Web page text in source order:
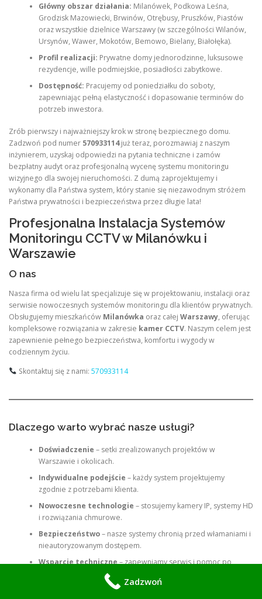
Główny obszar działania: Milanówek, Podkowa Leśna,
Grodzisk Mazowiecki, Brwinów, Otrębusy, Pruszków, Piastów
oraz wszystkie dzielnice Warszawy (w szczególności Wilanów,
Ursynów, Wawer, Mokotów, Bemowo, Bielany, Białołęka).
Profil realizacji: Prywatne domy jednorodzinne, luksusowe
rezydencje, wille podmiejskie, posiadłości zabytkowe.
Dostępność: Pracujemy od poniedziałku do soboty,
zapewniając pełną elastyczność i dopasowanie terminów do
potrzeb inwestora.
Zrób pierwszy i najważniejszy krok w stronę bezpiecznego domu.
Zadzwoń pod numer 570933114już teraz, porozmawiaj z naszym
inżynierem, uzyskaj odpowiedzi na pytania techniczne i zamów
bezpłatny audyt oraz profesjonalną wycenę systemu monitoringu
wizyjnego dla swojej nieruchomości. Z dumą zaprojektujemy i
wykonamy dla Państwa system, który stanie się niezawodnym stróżem
Państwa prywatności i bezpieczeństwa przez długie lata!
Profesjonalna Instalacja Systemów
Monitoringu CCTV w Milanówku i
Warszawie
O nas
Nasza firma od wielu lat specjalizuje się w projektowaniu, instalacji oraz
serwisie nowoczesnych systemów monitoringu dla klientów prywatnych.
Obsługujemy mieszkańców Milanówka oraz całej Warszawy, oferując
kompleksowe rozwiązania w zakresie kamer CCTV. Naszym celem jest
zapewnienie pełnego bezpieczeństwa, komfortu i wygody w
codziennym życiu.
Skontaktuj się z nami: 570933114
Dlaczego warto wybrać nasze usługi?
Doświadczenie – setki zrealizowanych projektów w
Warszawie i okolicach.
Indywidualne podejście – każdy system projektujemy
zgodnie z potrzebami klienta.
Nowoczesne technologie – stosujemy kamery IP, systemy HD
i rozwiązania chmurowe.
Bezpieczeństwo– nasze systemy chronią przed włamaniami i
nieautoryzowanym dostępem.
Wsparcie techniczne– zapewniamy serwis i pomoc po
Zadzwoń